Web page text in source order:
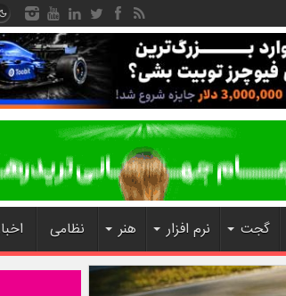
گجت نرم افزار هنر نظامی